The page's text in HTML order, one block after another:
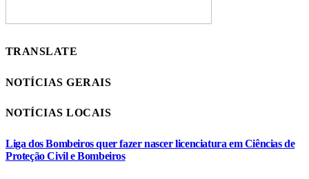
TRANSLATE
NOTÍCIAS GERAIS
NOTÍCIAS LOCAIS
Liga dos Bombeiros quer fazer nascer licenciatura em Ciências de
Proteção Civil e Bombeiros